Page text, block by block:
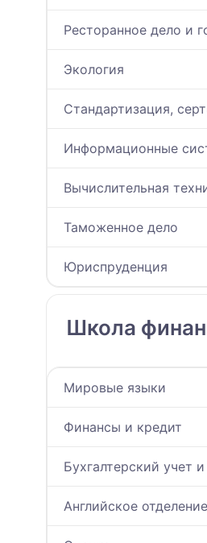
Ресторанное дело и
Экология
Стандартизация,
Информационные
Вычислительная
Таможенное дело
Юриспруденция
Школа
Мировые языки
Финансы и кредит
Бухгалтерский учет
Английское